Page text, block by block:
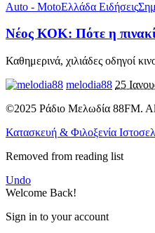
Auto - MotoΕλλάδα Ειδήσεις
Νέος ΚΟΚ: Πότε η
Καθημερινά, χιλιάδες οδηγοί
melodia88 25
©2025 Ράδιο Μελωδία 88FM.
Κατασκευή & Φιλοξενία
Removed from reading list
Undo
Welcome Back!
Sign in to your account